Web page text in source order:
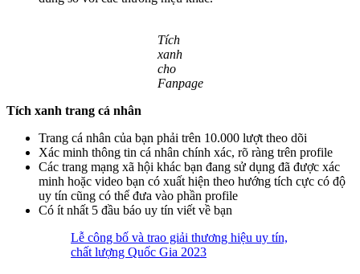
Tích
xanh
cho
Fanpage
Tích xanh trang cá nhân
Trang cá nhân của bạn phải trên 10.000 lượt theo dõi
Xác minh thông tin cá nhân chính xác, rõ ràng trên profile
Các trang mạng xã hội khác bạn đang sử dụng đã được xác
minh hoặc video bạn có xuất hiện theo hướng tích cực có độ
uy tín cũng có thể đưa vào phần profile
Có ít nhất 5 đầu báo uy tín viết về bạn
Lễ công bố và trao giải thương hiệu uy tín,
chất lượng Quốc Gia 2023